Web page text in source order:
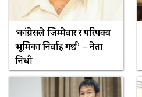
‘कांग्रेसले जिम्मेवार र परिपक्व
भूमिका निर्वाह गर्छ’ – नेता
निधी